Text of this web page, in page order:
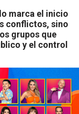
e
d
marca el inicio
conflictos, sino
grupos que
y el control